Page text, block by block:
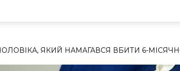
ЯКИЙ НАМАГАВСЯ ВБИТИ 6-